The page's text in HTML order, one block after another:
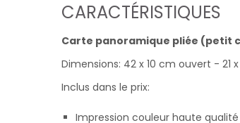
CARACTÉRISTIQUES
Carte panoramique pliée (petit
Dimensions: 42 x 10 cm ouvert - 21
Inclus dans le prix:
Impression couleur haute